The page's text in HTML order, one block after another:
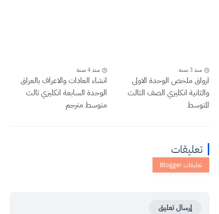
منذ 3 سنة
ارواق ملخص الوحدة الاولى
والثانية انكليزي الصف الثالث
المتوسط
منذ 4 سنة
انشاء العادات والاعراف بالعراق
الوحدة السابعة انكليزي ثالث
متوسط مترجم
تعليقات
إرسال تعليق